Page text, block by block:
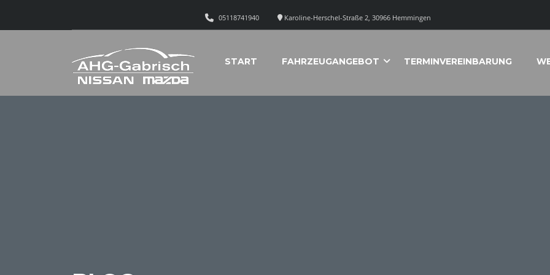
Karoline-Herschel-Straße 2, 30966 Hemmingen
05118741940
START FAHRZEUGANGEBOT TERMINVEREINBARUNG